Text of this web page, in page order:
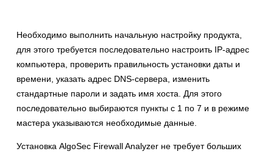
Необходимо выполнить начальную настройку продукта,
для этого требуется последовательно настроить IP-адрес
компьютера, проверить правильность установки даты и
времени, указать адрес DNS-сервера, изменить
стандартные пароли и задать имя хоста. Для этого
последовательно выбираются пункты с 1 по 7 и в режиме
мастера указываются необходимые данные.
Установка AlgoSec Firewall Analyzer не требует больших